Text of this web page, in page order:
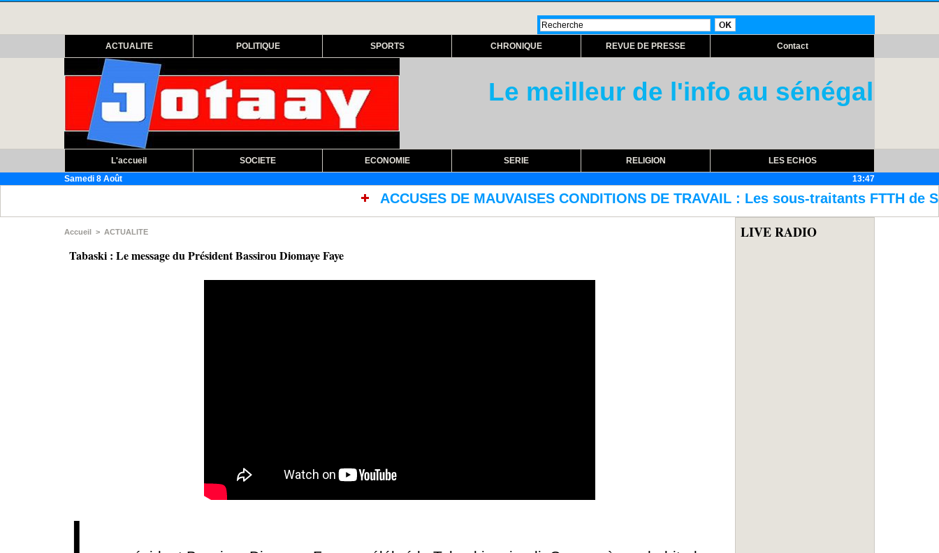
ACTUALITE POLITIQUE SPORTS CHRONIQUE REVUE DE PRESSE Contact
Le meilleur de l'info au sénégal
L'accueil SOCIETE ECONOMIE SERIE RELIGION
LES ECHOS
Samedi 8 Août
13:47
ACCUSES DE MAUVAISES CONDITIONS DE TRAVAIL : Les sous-traitants FTTH de Sonatel contre-
Accueil > ACTUALITE
Tabaski : Le message du Président Bassirou Diomaye Faye
LIVE RADIO